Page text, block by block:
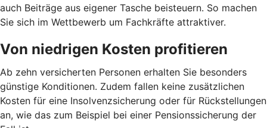
auch Beiträge aus eigener Tasche beisteuern. So machen
Sie sich im Wettbewerb um Fachkräfte attraktiver.
Von niedrigen Kosten profitieren
Ab zehn versicherten Personen erhalten Sie besonders
günstige Konditionen. Zudem fallen keine zusätzlichen
Kosten für eine Insolvenzsicherung oder für Rückstellungen
an, wie das zum Beispiel bei einer Pensionssicherung der